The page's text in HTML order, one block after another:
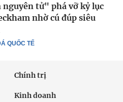
QUỐC TẾ
tử" phá vỡ kỷ lục
nhờ cú đúp siêu
Chính trị
Kinh doanh